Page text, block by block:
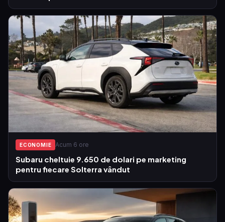
ECONOMIE Acum 6 ore
Subaru cheltuie 9.650 de dolari pe marketing
pentru fiecare Solterra vândut